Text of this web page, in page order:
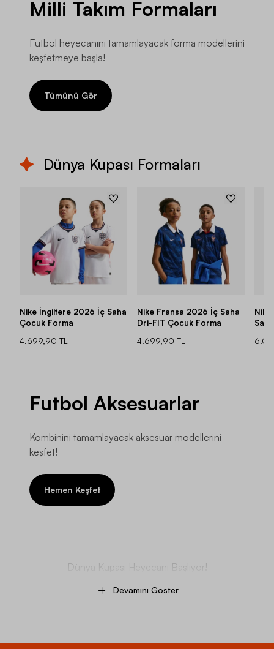
Milli Takım Formaları
Futbol heyecanını tamamlayacak forma modellerini
keşfetmeye başla!
Tümünü Gör
Dünya Kupası Formaları
Nike İngiltere 2026 İç Saha
Çocuk Forma
4.699,90 TL
Nike Fransa 2026 İç Saha
Dri-FIT Çocuk Forma
4.699,90 TL
Futbol Aksesuarlar
Kombinini tamamlayacak aksesuar modellerini
keşfet!
Hemen Keşfet
Dünya Kupası Heyecanı Başlıyor!
Devamını Göster